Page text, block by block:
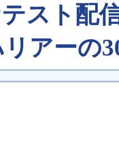
スト配
アーの